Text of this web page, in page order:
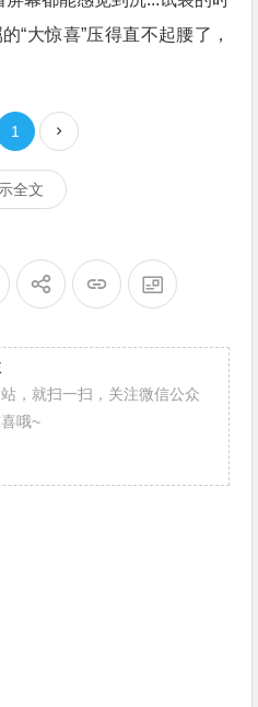
“大惊喜”压得直不起腰了，
1
全文
，就扫一扫，关注微信公众
哦~